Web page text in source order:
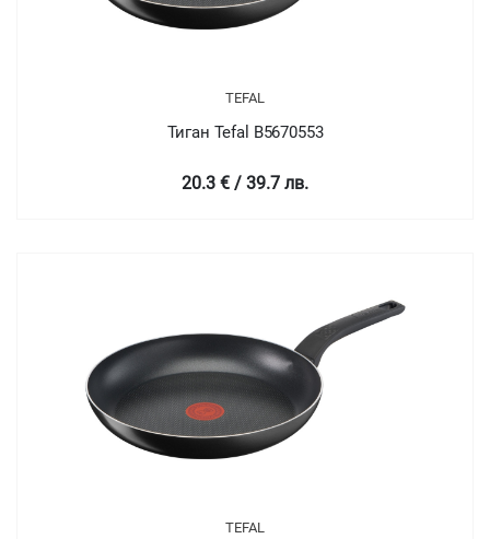
TEFAL
Тиган Tefal B5670553
20.3 € / 39.7 лв.
TEFAL